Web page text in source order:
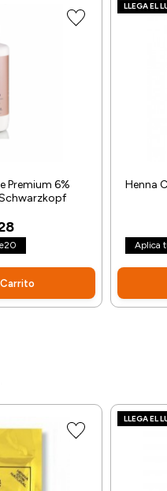
Premium 6%
LLEGA EL
Henna
Aplica
LLEGA EL